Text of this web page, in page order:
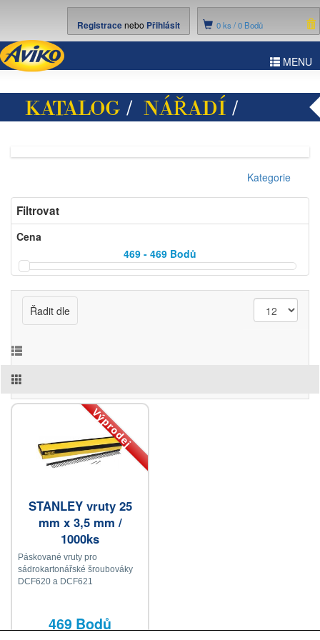
0ks /0 Bodů
Registracenebo Přihlásit
MENU
KATALOG / NÁŘADÍ /
Kategorie
Filtrovat
Cena
469 - 469 Bodů
Řadit dle
Výprodej
STANLEY vruty 25
mm x 3,5 mm /
1000ks
Páskované vruty pro
sádrokartonářské šroubováky
DCF620 a DCF621
469 Bodů